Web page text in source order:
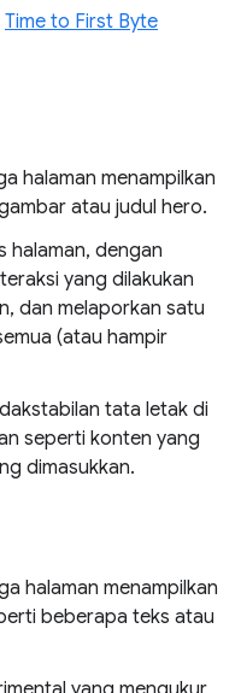
Time to First Byte
halaman menampilkan
atau judul hero.
halaman, dengan
yang dilakukan
dan melaporkan satu
(atau hampir
tata letak di
seperti konten yang
dimasukkan.
halaman menampilkan
beberapa teks atau